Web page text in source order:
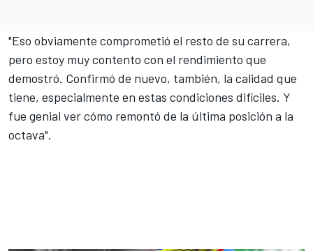
"Eso obviamente comprometió el resto de su carrera,
pero estoy muy contento con el rendimiento que
demostró. Confirmó de nuevo, también, la calidad que
tiene, especialmente en estas condiciones difíciles. Y
fue genial ver cómo remontó de la última posición a la
octava".